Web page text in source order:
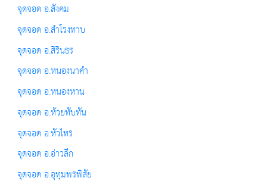
จุดจอด อ.สังคม
จุดจอด อ.สำโรงทาบ
จุดจอด อ.สิรินธร
จุดจอด อ.หนองนาคำ
จุดจอด อ.หนองหาน
จุดจอด อ.ห้วยทับทัน
จุดจอด อ.หัวไทร
จุดจอด อ.อ่าวลึก
จุดจอด อ.อุทุมพรพิสัย